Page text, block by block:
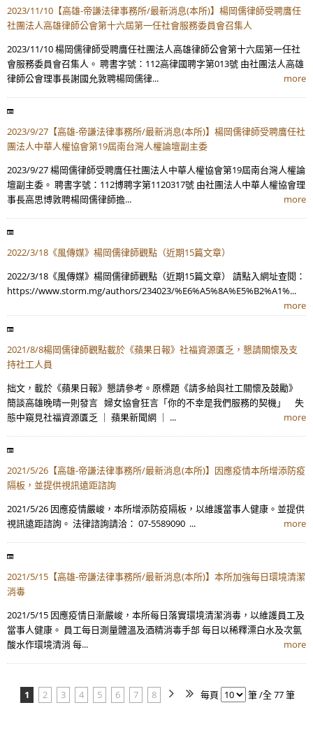
2023/11/10【高雄-帝謙法律事務所/最新消息(本所)】楊岡儒律師受聘膺任
社團法人高雄律師公會第十六屆第一任社會服務委員會召集人
2023/11/10 楊岡儒律師受聘膺任社團法人高雄律師公會第十六屆第一任社
會服務委員會召集人。 聘書字號：112高律國聘字第013號 由社團法人高雄
律師公會理事長謝國允敦聘楊岡儒律...
more
2023/9/27【高雄-帝謙法律事務所/最新消息(本所)】楊岡儒律師受聘膺任社
團法人中華人權協會第19屆南台灣人權論壇副主委
2023/9/27 楊岡儒律師受聘膺任社團法人中華人權協會第19屆南台灣人權論
壇副主委。 聘書字號：112博聘字第1120317號 由社團法人中華人權協會理
事長高思博敦聘楊岡儒律師擔...
more
2022/3/18《風傳媒》楊岡儒律師觀點（近期15篇文章）
2022/3/18《風傳媒》楊岡儒律師觀點（近期15篇文章） 請點入網址查閱：
https://www.storm.mg/authors/234023/%E6%A5%8A%E5%B2%A1%...
more
2021/8/8楊岡儒律師觀點載於《蘋果日報》社福資源匱乏，懇請關懷及支
持社工人員
拙文，載於《蘋果日報》懇請參考。原標題《請多給與社工關懷及鼓勵》
簡談高雄晚晴一則發言 婦女協會狂言「你的不幸是我們服務的契機」 失
態中窺見社福資源匱乏 ｜ 蘋果新聞網 ｜ ...
more
2021/5/26【高雄-帝謙法律事務所/最新消息(本所)】因應疫情本所增添防疫
隔板，並提供視訊遠距諮詢
2021/5/26 因應疫情嚴峻，本所增添防疫隔板，以維護當事人健康。並提供
視訊遠距諮詢。 法律諮詢請洽： 07-5589090 ...
more
2021/5/15【高雄-帝謙法律事務所/最新消息(本所)】本所加強每日環境清潔
消毒
2021/5/15 因應疫情日漸嚴峻，本所每日落實環境清潔消毒，以維護員工及
當事人健康。 員工每日測量體溫及酒精消毒手部 每日以稀釋漂白水及次氯
酸水作環境清消 每...
more
1 2 3 4 5 6 7 8 每頁 筆 /全 77 筆